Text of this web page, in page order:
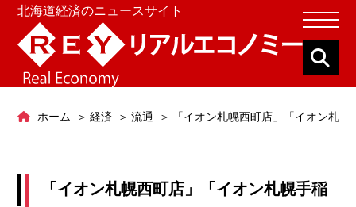
北海道経済のニュースサイト
ホーム 経済 流通 「イオン札幌西町店」「イオン札
「イオン札幌西町店」「イオン札幌手稲